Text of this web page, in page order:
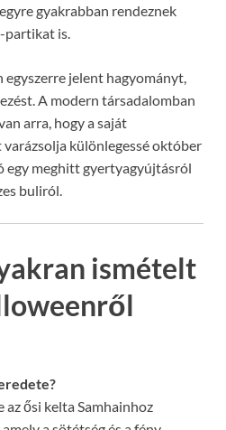
gyakrabban rendeznek
partikat is.
jelent hagyományt,
A modern társadalomban
arra, hogy a saját
különlegessé október
egy meghitt gyertyagyújtásról
buliról.
ismételt
az ősi kelta Samhainhoz